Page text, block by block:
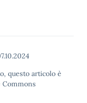
questo articolo è
Commons